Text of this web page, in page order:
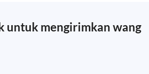
untuk mengirimkan wang